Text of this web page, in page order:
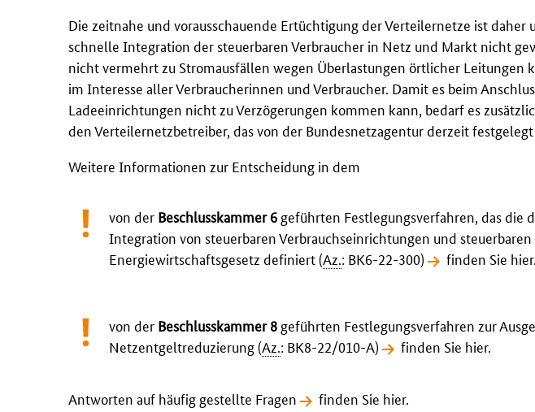
Die zeitnahe und vorausschauende Ertüchtigung der Verteilernetze ist
schnelle Integration der steuerbaren Verbraucher in Netz und Markt nicht
nicht vermehrt zu Stromausfällen wegen Überlastungen örtlicher Leitungen
im Interesse aller Verbraucherinnen und Verbraucher. Damit es beim
Ladeeinrichtungen nicht zu Verzögerungen kommen kann, bedarf es
den Verteilernetzbetreiber, das von der Bundesnetzagentur derzeit
Weitere Informationen zur Entscheidung in dem
von der Beschlusskammer 6 geführten Festlegungsverfahren, das die
Integration von steuerbaren Verbrauchseinrichtungen und
Energiewirtschaftsgesetz definiert (Az.: BK6-22-300) finden Sie hier.
von der Beschlusskammer 8 geführten Festlegungsverfahren zur
Netzentgeltreduzierung (Az.: BK8-22/010-A) finden Sie hier.
Antworten auf häufig gestellte Fragen finden Sie hier.